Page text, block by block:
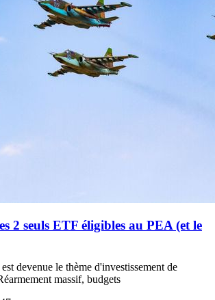
2 seuls ETF éligibles au PEA (et le
devenue le thème d'investissement de
massif, budgets